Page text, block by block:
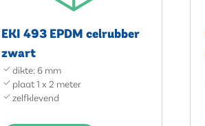
EKI 493 EPDM celrubber
zwart
dikte: 6 mm
plaat 1 x 2 meter
zelfklevend